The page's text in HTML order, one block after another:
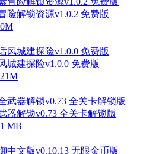
险解锁资源v1.0.2 免费版
城建探险v1.0.0 免费版
器解锁v0.73 全关卡解锁版
MB